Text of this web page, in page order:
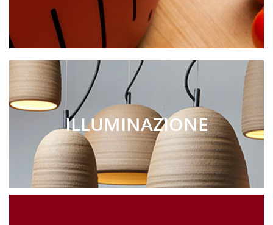
ILLUMINAZIONE